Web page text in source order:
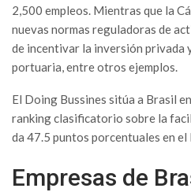
2,500 empleos. Mientras que la
nuevas normas reguladoras de
de incentivar la inversión privada
portuaria, entre otros ejemplos.
El Doing Bussines sitúa a Brasil
ranking clasificatorio sobre la
da 47.5 puntos porcentuales en el
Empresas de